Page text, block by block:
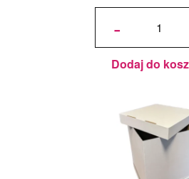
-
ilość
olejowy
Food
Zielony
Butelkowy
Dodaj do